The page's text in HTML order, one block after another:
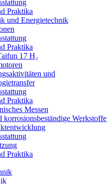
Praktika
und Energietechnik
Praktika
17 H₂
und
Praktika
Messen
korrosionsbeständige Werkstoffe
Praktika